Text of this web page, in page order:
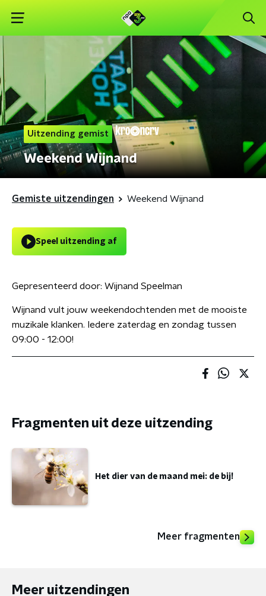
Uitzending gemist
Weekend Wijnand
Gemiste uitzendingen Weekend Wijnand
Speel uitzending af
Gepresenteerd door: Wijnand Speelman
Wijnand vult jouw weekendochtenden met de mooiste
muzikale klanken. Iedere zaterdag en zondag tussen
09:00 - 12:00!
Fragmenten uit deze uitzending
Het dier van de maand mei: de bij!
Meer fragmenten
Meer uitzendingen